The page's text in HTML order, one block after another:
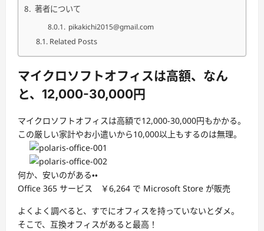
著者について
pikakichi2015@gmail.com
Related Posts
マイクロソフトオフィスは高額、なん
と、12,000-30,000円
マイクロソフトオフィスは高額で12,000-30,000円もかかる。
この厳しい家計やお小遣いから10,000以上もするのは無理。
何か、安いのがある・・
Office 365 サービス ￥6,264 で Microsoft Store が販売
よくよく調べると、すでにオフィスを持っていないとダメ。
そこで、互換オフィスがあると最高！